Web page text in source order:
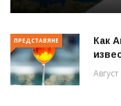
ПРЕДСТАВЯНЕ
Как